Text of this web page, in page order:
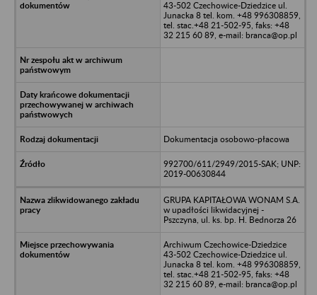
43-502 Czechowice-Dziedzice ul.
Junacka 8 tel. kom. +48 996308859,
tel. stac.+48 21-502-95, faks: +48
32 215 60 89, e-mail: branca@op.pl
Dokumentacja osobowo-płacowa
992700/611/2949/2015-SAK; UNP:
2019-00630844
GRUPA KAPITAŁOWA WONAM S.A.
w upadłości likwidacyjnej -
Pszczyna, ul. ks. bp. H. Bednorza 26
Archiwum Czechowice-Dziedzice
43-502 Czechowice-Dziedzice ul.
Junacka 8 tel. kom. +48 996308859,
tel. stac.+48 21-502-95, faks: +48
32 215 60 89, e-mail: branca@op.pl